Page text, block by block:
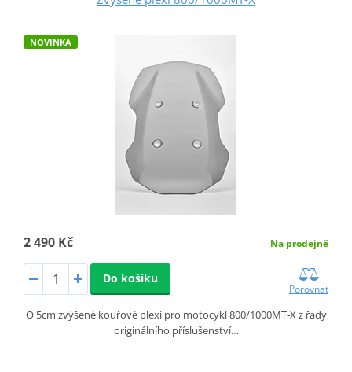
NOVINKA
2 490 Kč Na prodejně
Do košíku
Porovnat
O 5cm zvýšené kouřové plexi pro motocykl 800/1000MT‑X z řady
originálního příslušenství…